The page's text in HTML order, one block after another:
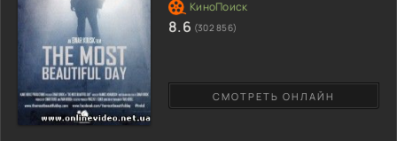
СМОТРЕТЬ ОНЛАЙН
8.6 (302 856)